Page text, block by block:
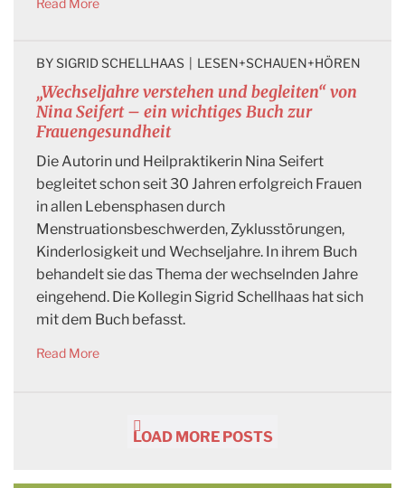
Read More
„Wechseljahre verstehen und begleiten“ von
Nina Seifert – ein wichtiges Buch zur
Frauengesundheit
BY SIGRID SCHELLHAAS LESEN+SCHAUEN+HÖREN
Die Autorin und Heilpraktikerin Nina Seifert
begleitet schon seit 30 Jahren erfolgreich Frauen
in allen Lebensphasen durch
Menstruationsbeschwerden, Zyklusstörungen,
Kinderlosigkeit und Wechseljahre. In ihrem Buch
behandelt sie das Thema der wechselnden Jahre
eingehend. Die Kollegin Sigrid Schellhaas hat sich
mit dem Buch befasst.
Read More
LOAD MORE POSTS